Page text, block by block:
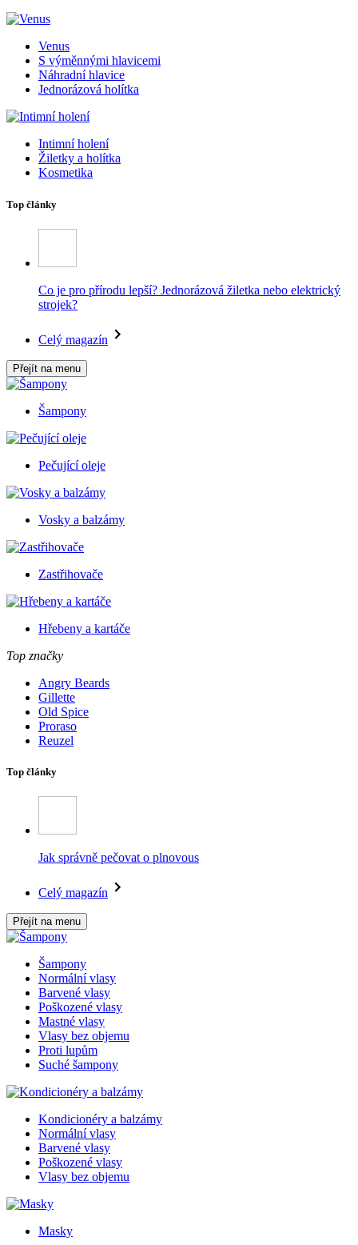
Venus
S výměnnými hlavicemi
Náhradní hlavice
Jednorázová holítka
Intimní holení
Žiletky a holítka
Kosmetika
Top články
Co je pro přírodu lepší? Jednorázová žiletka nebo elektrický
strojek?
Celý magazín
Přejít na menu
Šampony
Pečující oleje
Vosky a balzámy
Zastřihovače
Hřebeny a kartáče
Top značky
Angry Beards
Gillette
Old Spice
Proraso
Reuzel
Top články
Jak správně pečovat o plnovous
Celý magazín
Přejít na menu
Šampony
Normální vlasy
Barvené vlasy
Poškozené vlasy
Mastné vlasy
Vlasy bez objemu
Proti lupům
Suché šampony
Kondicionéry a balzámy
Normální vlasy
Barvené vlasy
Poškozené vlasy
Vlasy bez objemu
Masky